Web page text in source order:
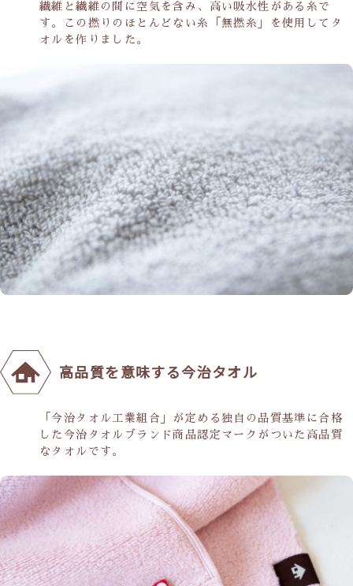
繊維と繊維の間に空気を含み、高い吸水性がある糸で
す。この撚りのほとんどない糸「無撚糸」を使用してタ
オルを作りました。
高品質を意味する今治タオル
「今治タオル工業組合」が定める独自の品質基準に合格
した今治タオルブランド商品認定マークがついた高品質
なタオルです。